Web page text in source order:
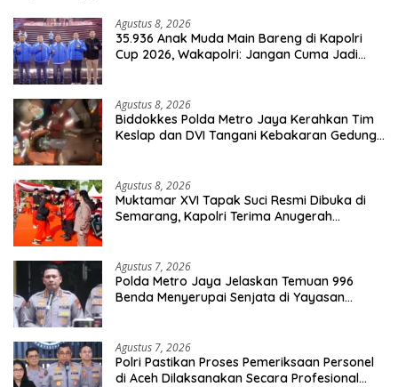
Agustus 8, 2026
35.936 Anak Muda Main Bareng di Kapolri
Cup 2026, Wakapolri: Jangan Cuma Jadi
Agustus 8, 2026
Biddokkes Polda Metro Jaya Kerahkan Tim
Keslap dan DVI Tangani Kebakaran Gedung
Agustus 8, 2026
Muktamar XVI Tapak Suci Resmi Dibuka di
Semarang, Kapolri Terima Anugerah
Agustus 7, 2026
Polda Metro Jaya Jelaskan Temuan 996
Benda Menyerupai Senjata di Yayasan
Agustus 7, 2026
Polri Pastikan Proses Pemeriksaan Personel
di Aceh Dilaksanakan Secara Profesional